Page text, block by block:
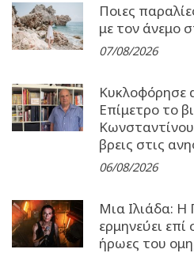
Ποιες
με τον άνεμο
07/08/2026
Κυκλοφόρησε
Επίμετρο το
βρεις στις
06/08/2026
Μια Ιλιάδα: H
ερμηνεύει
ήρωες του